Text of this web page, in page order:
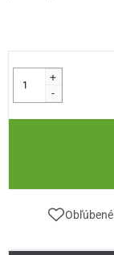
+
-
Obľúbené